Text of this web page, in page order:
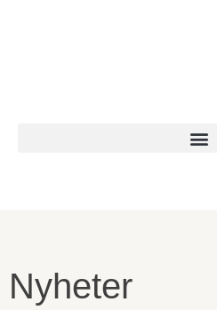
Nyheter